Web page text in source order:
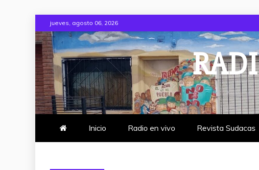
to
content
jueves, agosto 06, 2026
Inicio Radio en vivo Revista Sudacas